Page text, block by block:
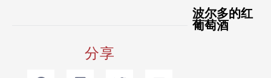
分享
波尔多的红
葡萄酒